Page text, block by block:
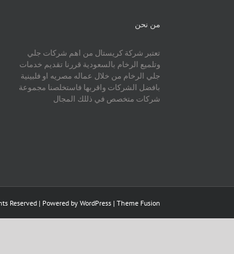
من نحن
تعتبر شركة كريستال من اهم شركات جلي
وتلميع الرخام بالسعودية قررنا تقديم خدمات
جلي الرخام من خلال عماله مصريه او فلبينية
بافضل الشركات واقربها فاستخلصنا مجموعة
شركات متخصص في ذللك المجال
Reserved | Powered by WordPress | Theme Fusion